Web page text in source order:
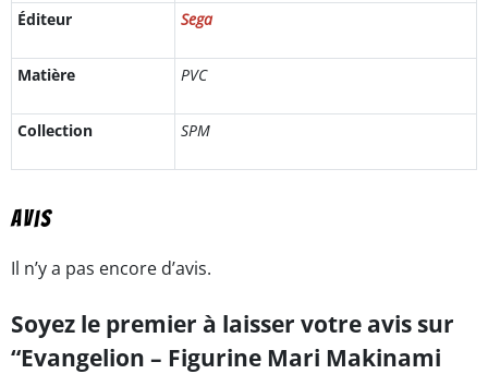
Éditeur Sega
Matière PVC
Collection SPM
Avis
Il n’y a pas encore d’avis.
Soyez le premier à laisser votre avis sur
“Evangelion – Figurine Mari Makinami